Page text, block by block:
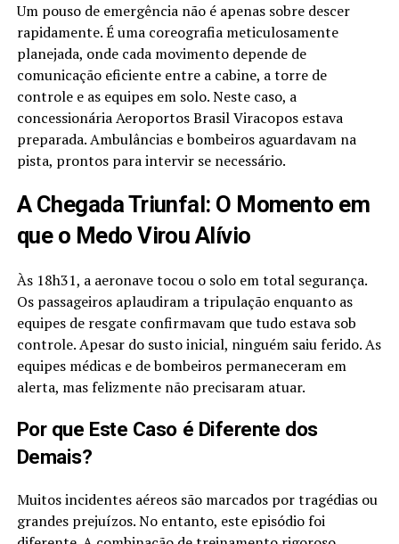
Um pouso de emergência não é apenas sobre descer
rapidamente. É uma coreografia meticulosamente
planejada, onde cada movimento depende de
comunicação eficiente entre a cabine, a torre de
controle e as equipes em solo. Neste caso, a
concessionária Aeroportos Brasil Viracopos estava
preparada. Ambulâncias e bombeiros aguardavam na
pista, prontos para intervir se necessário.
A Chegada Triunfal: O Momento em
que o Medo Virou Alívio
Às 18h31, a aeronave tocou o solo em total segurança.
Os passageiros aplaudiram a tripulação enquanto as
equipes de resgate confirmavam que tudo estava sob
controle. Apesar do susto inicial, ninguém saiu ferido. As
equipes médicas e de bombeiros permaneceram em
alerta, mas felizmente não precisaram atuar.
Por que Este Caso é Diferente dos
Demais?
Muitos incidentes aéreos são marcados por tragédias ou
grandes prejuízos. No entanto, este episódio foi